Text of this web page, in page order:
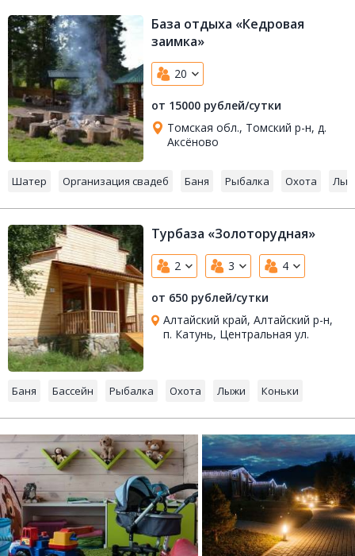
База отдыха «Кедровая
заимка»
20
от 15000 рублей/сутки
Томская обл., Томский р-н, д.
Аксёново
Шатер Организация свадеб Баня Рыбалка Охота
Турбаза «Золоторудная»
2 3 4
от 650 рублей/сутки
Алтайский край, Алтайский р-н,
п. Катунь, Центральная ул.
Баня Бассейн Рыбалка Охота Лыжи Коньки